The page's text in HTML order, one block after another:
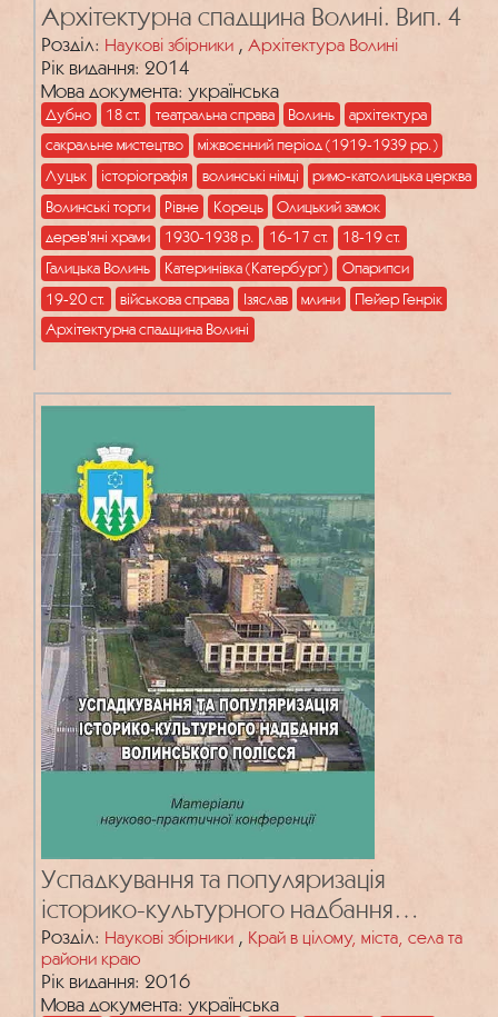
Архітектурна спадщина Волині. Вип. 4
Розділ: Наукові збірники , Архітектура Волині
Рік видання: 2014
Мова документа: українська
Дубно 18 ст. театральна справа Волинь
архітектура
сакральне мистецтво
міжвоєнний період (1919-1939 рр.)
Луцьк
історіографія волинські німці
римо-католицька церква
Волинські торги
Рівне Корець
Олицький замок
дерев'яні храми
1930-1938 р. 16-17 ст.
18-19 ст.
Галицька Волинь
Катеринівка (Катербург)
Опарипси
19-20 ст.
військова справа Ізяслав млини
Пейер Генрік
Архітектурна спадщина Волині
Успадкування та популяризація
історико-культурного надбання
Волинського Полісся
Розділ: Наукові збірники , Край в цілому, міста, села та
райони краю
Рік видання: 2016
Мова документа: українська